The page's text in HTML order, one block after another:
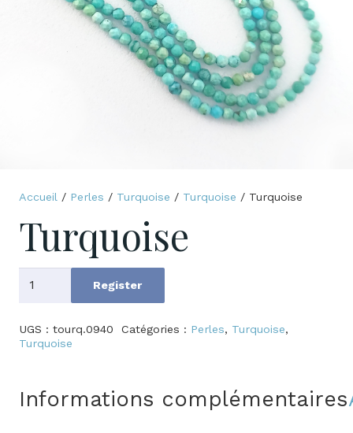
Accueil / Perles / Turquoise / Turquoise / Turquoise
Turquoise
quantité
Register
UGS : tourq.0940 Catégories : Perles, Turquoise,
Turquoise
Informations complémentaires